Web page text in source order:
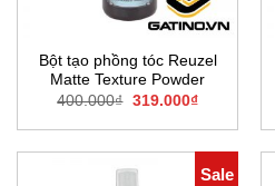
Bột tạo phồng tóc Reuzel
Matte Texture Powder
400.000₫ Giá
là:
319.000₫Giá
tại
319.000₫.
Sale